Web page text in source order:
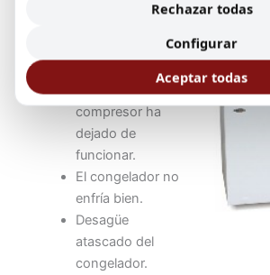
congelador para proceder a su reparación:
Obstrucción de
compresor ha
dejado de
funcionar.
El congelador no
enfría bien.
Desagüe
atascado del
congelador.
Rechazar todas
Configurar
Aceptar todas